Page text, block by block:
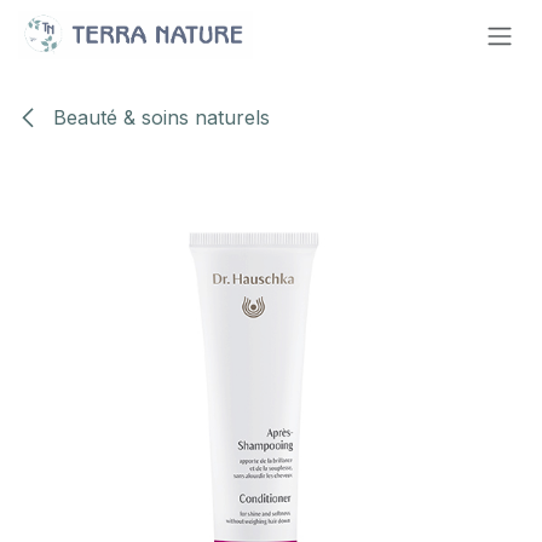
Se rendre au contenu
Beauté & soins naturels